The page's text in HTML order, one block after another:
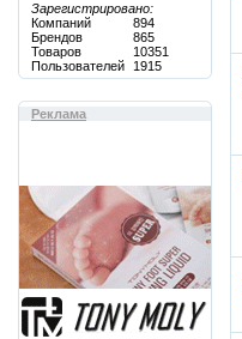
Зарегистрировано:
Компаний
894
Брендов
865
Товаров
10351
Пользователей
1915
Реклама